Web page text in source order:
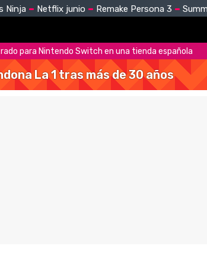
Ninja Netflix junio Remake Persona 3
para Nintendo Switch en una tienda española
La 1 tras más de 30 años